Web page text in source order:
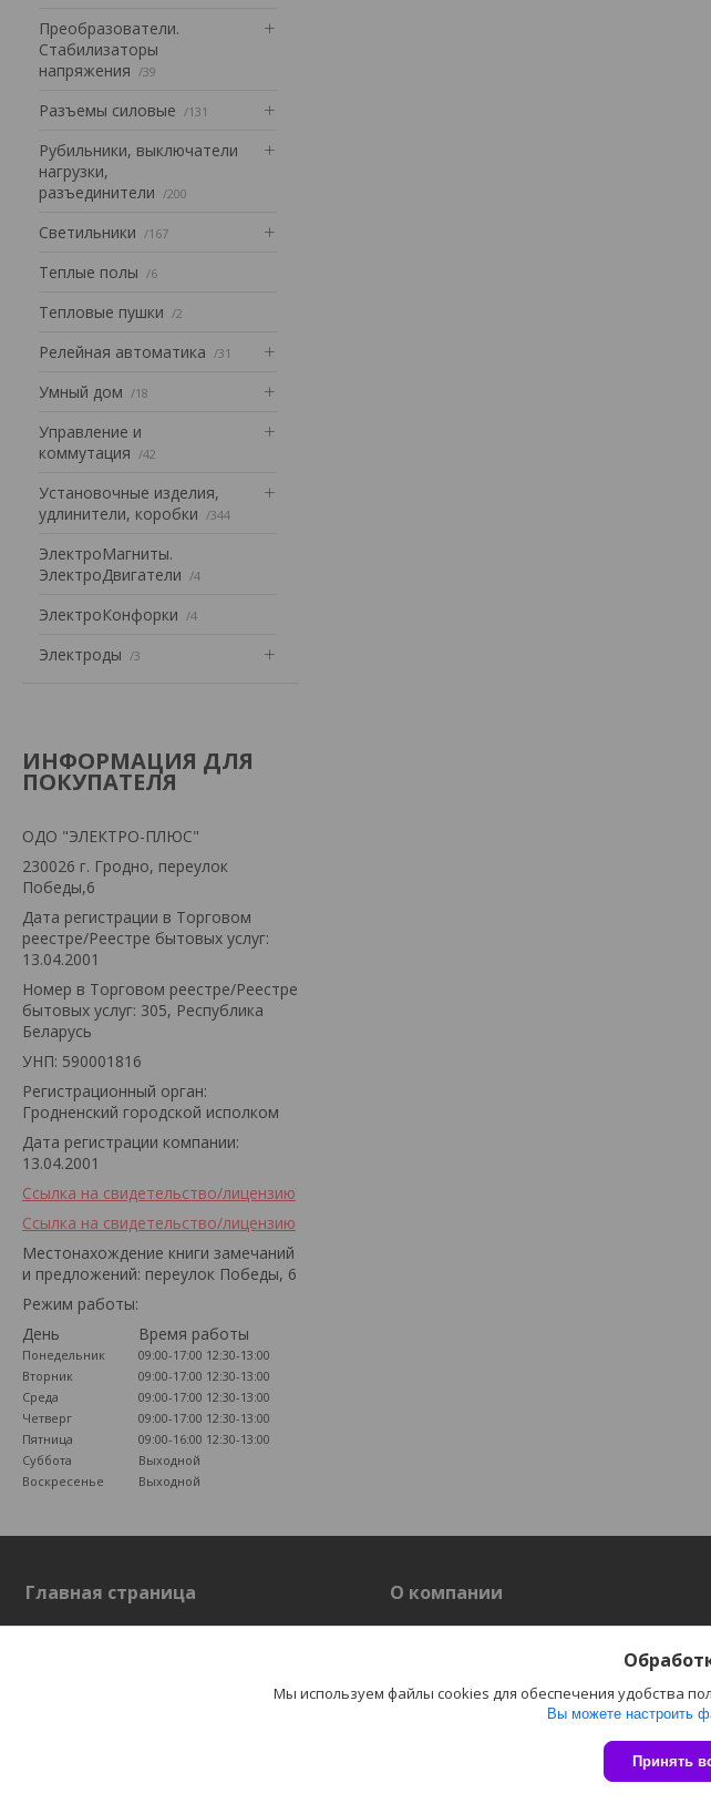
Преобразователи.
Стабилизаторы
напряжения
39
Разъемы силовые 131
Рубильники, выключатели
нагрузки,
разъединители
200
Светильники 167
Теплые полы 6
Тепловые пушки 2
Релейная автоматика 31
Умный дом 18
Управление и
коммутация
42
Установочные изделия,
удлинители, коробки
344
ЭлектроМагниты.
ЭлектроДвигатели
4
ЭлектроКонфорки 4
Электроды 3
ИНФОРМАЦИЯ ДЛЯ
ПОКУПАТЕЛЯ
ОДО "ЭЛЕКТРО-ПЛЮС"
230026 г. Гродно, переулок
Победы,6
Дата регистрации в Торговом
реестре/Реестре бытовых услуг:
13.04.2001
Номер в Торговом реестре/Реестре
бытовых услуг: 305, Республика
Беларусь
УНП: 590001816
Регистрационный орган:
Гродненский городской исполком
Дата регистрации компании:
13.04.2001
Ссылка на свидетельство/лицензию
Ссылка на свидетельство/лицензию
Местонахождение книги замечаний
и предложений: переулок Победы, 6
Режим работы:
День
Время работы
Понедельник 09:00-17:00 12:30-13:00
Вторник
09:00-17:00 12:30-13:00
Среда
09:00-17:00 12:30-13:00
Четверг
09:00-17:00 12:30-13:00
Пятница
09:00-16:00 12:30-13:00
Суббота
Выходной
Воскресенье
Выходной
Главная страница
Главная страница
О компании
О компании
Сайт
Политика
Мы используем файлы cookies для обеспечения удобства
Вы можете настроить
Принять
"Электро-Плюс" ОДО г.